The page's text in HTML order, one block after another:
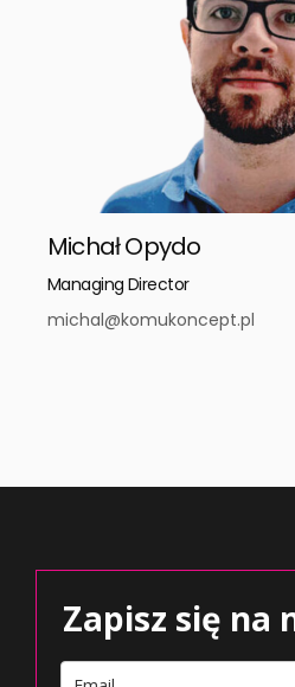
Michał Opydo
Managing Director
michal@komukoncept.pl
Zapisz się na